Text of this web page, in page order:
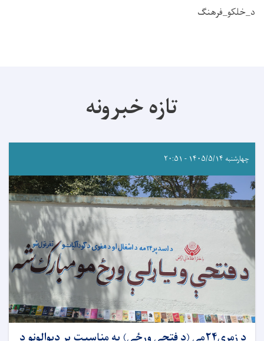
د_خلکو_فرهنګ
تازه خبرونه
چهارشنبه ۱۴۰۵/۵/۱۴ - ۲۰:۵۱